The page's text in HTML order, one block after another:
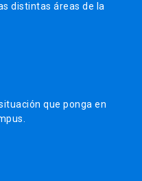
distintas áreas de la
que ponga en